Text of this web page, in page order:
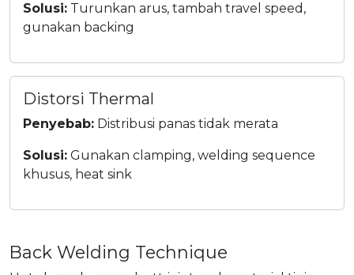
Solusi: Turunkan arus, tambah travel speed,
gunakan backing
Distorsi Thermal
Penyebab: Distribusi panas tidak merata
Solusi: Gunakan clamping, welding sequence
khusus, heat sink
Back Welding Technique